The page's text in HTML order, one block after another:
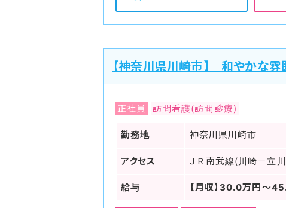
【神奈川県川崎市】 和やかな
正社員 訪問看護(訪問診療)
勤務地 神奈川県川崎市
アクセス ＪＲ南武線(川崎－立
給与 【月収】30.0万円～